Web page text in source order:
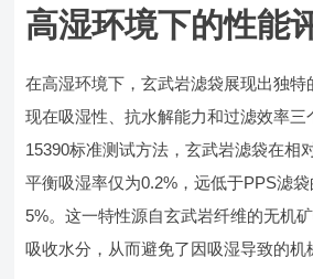
高湿环境下的性能
在高湿环境下，玄武岩滤袋展现出独特
现在吸湿性、抗水解能力和过滤效率三
15390标准测试方法，玄武岩滤袋在相
平衡吸湿率仅为0.2%，远低于PPS滤
5%。这一特性源自玄武岩纤维的无机
吸收水分，从而避免了因吸湿导致的机